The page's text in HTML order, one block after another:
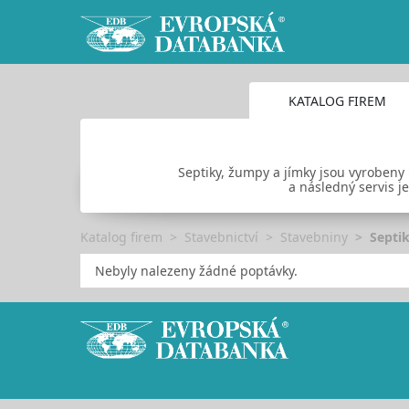
KATALOG FIREM
Septiky, žumpy a jímky jsou
a následný servis
Katalog firem Stavebnictví Stavebniny
Nebyly nalezeny žádné poptávky.